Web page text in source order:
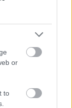
or
to
τις
τα μεγάλα